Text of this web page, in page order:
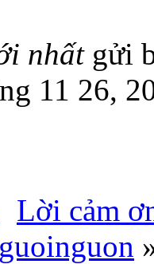
nhất gửi
11 26,
Lời cảm